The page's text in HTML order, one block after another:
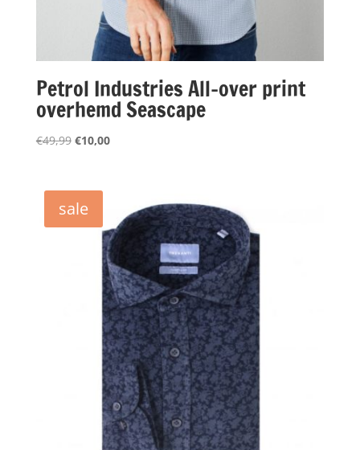
Petrol Industries All-over print
overhemd Seascape
€49,99 Oorspronkelijke
€49,99.
€10,00Huidige
sale